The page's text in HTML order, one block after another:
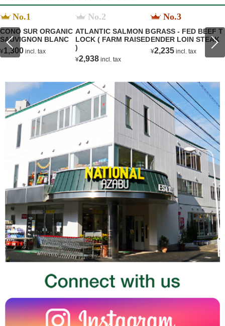
No.1
CONO SUR ORGANIC
SAUVIGNON BLANC
¥1,300 incl. tax
No.2
ATLANTIC SALMON B
LOCK ( FARM RAISED
)
¥2,938 incl. tax
No.3
GRASS - FED BEEF T
ENDER LOIN STEAK
¥2,235 incl. tax